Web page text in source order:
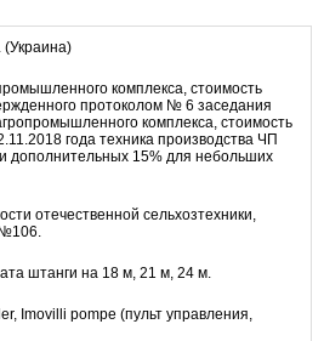
(Украина)
комплекса, стоимость
протоколом № 6 заседания
комплекса, стоимость
года техника производства ЧП
дополнительных 15% для небольших
отечественной сельхозтехники,
штанги на 18 м, 21 м, 24 м.
Imovilli pompe (пульт управления,